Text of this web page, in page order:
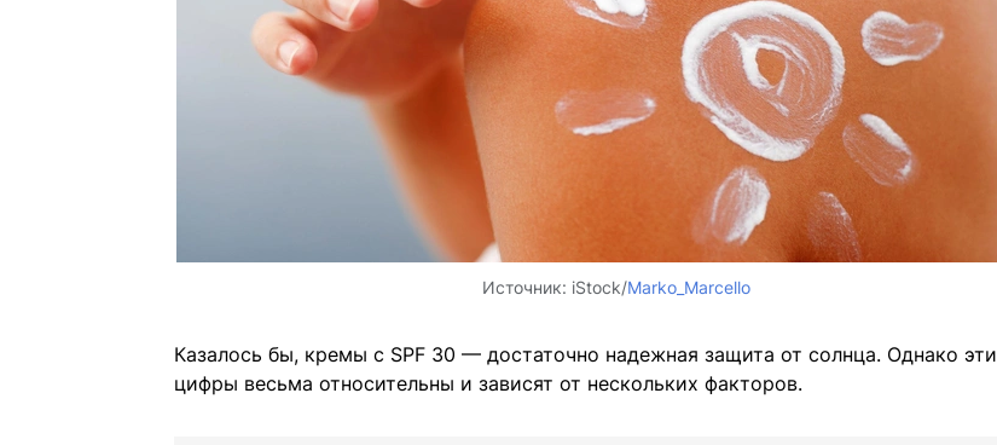
Источник: iStock/Marko_Marcello
Казалось бы, кремы с SPF 30 — достаточно надежная защита от солнца. Однако эти
цифры весьма относительны и зависят от нескольких факторов.